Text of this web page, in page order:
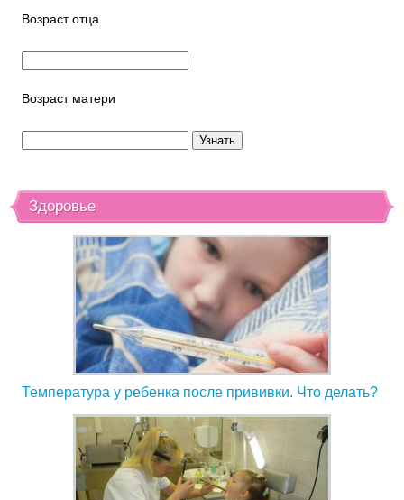
Возраст отца
Возраст матери
Здоровье
Температура у ребенка после прививки. Что делать?